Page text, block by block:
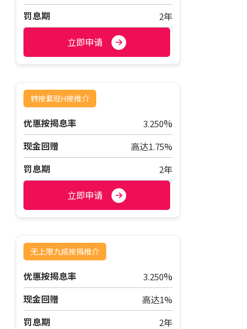
罚息期
2年
立即申请
转按套现H按推介
优惠按揭息率 3.250%
现金回赠
高达1.75%
罚息期
2年
立即申请
无上限九成按揭推介
优惠按揭息率 3.250%
现金回赠
高达1%
罚息期
2年